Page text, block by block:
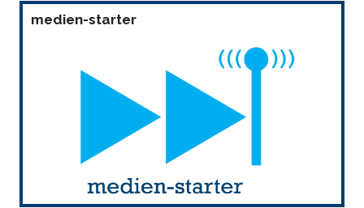
medien-starter